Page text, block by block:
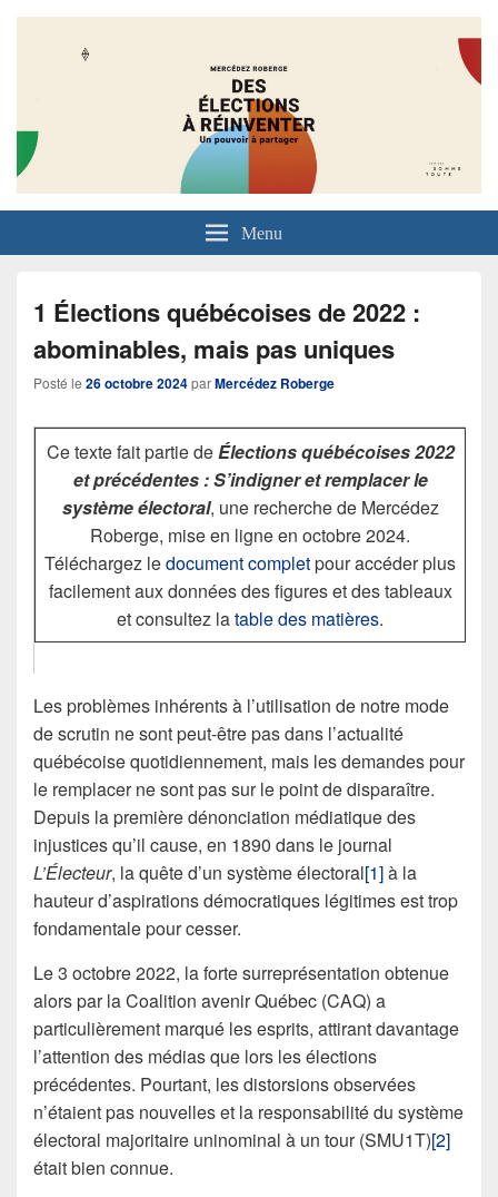
Menu
1 Élections québécoises de 2022 :
abominables, mais pas uniques
Posté le 26 octobre 2024parMercédez Roberge
Ce texte fait partie deÉlections québécoises 2022
et précédentes : S’indigner et remplacer le
système électoral, une recherche de Mercédez
Roberge, mise en ligne en octobre 2024.
Téléchargez ledocument completpour accéder plus
facilement aux données des figures et des tableaux
et consultez latable des matières.
Les problèmes inhérents à l’utilisation de notre mode
de scrutin ne sont peut-être pas dans l’actualité
québécoise quotidiennement, mais les demandes pour
le remplacer ne sont pas sur le point de disparaître.
Depuis la première dénonciation médiatique des
injustices qu’il cause, en 1890 dans le journal
L’Électeur, la quête d’un système électoral[1]à la
hauteur d’aspirations démocratiques légitimes est trop
fondamentale pour cesser.
Le 3 octobre 2022, la forte surreprésentation obtenue
alors par la Coalition avenir Québec (CAQ) a
particulièrement marqué les esprits, attirant davantage
l’attention des médias que lors les élections
précédentes. Pourtant, les distorsions observées
n’étaient pas nouvelles et la responsabilité du système
électoral majoritaire uninominal à un tour (SMU1T)[2]
était bien connue.